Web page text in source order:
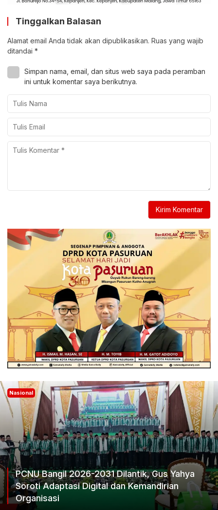
Tinggalkan Balasan
Alamat email Anda tidak akan dipublikasikan. Ruas yang wajib
ditandai *
Simpan nama, email, dan situs web saya pada peramban
ini untuk komentar saya berikutnya.
Nasional
PCNU Bangil 2026-2031 Dilantik, Gus Yahya
Soroti Adaptasi Digital dan Kemandirian
Organisasi